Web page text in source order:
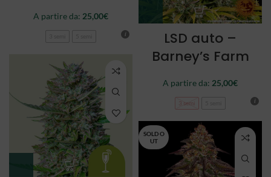
A partire da: 25,00€
LSD auto –
Barney’s Farm
A partire da: 25,00€
3 semi
SOLD O
UT